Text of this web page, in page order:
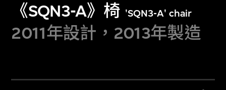
《SQN3-A》椅 'SQN3-A' chair
2011年設計，2013年製造